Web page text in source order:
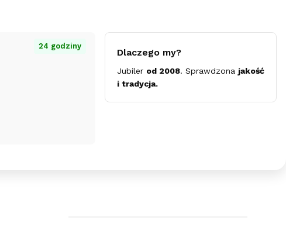
24 godziny
Dlaczego my?
Jubiler od 2008. Sprawdzona jakość
i tradycja.